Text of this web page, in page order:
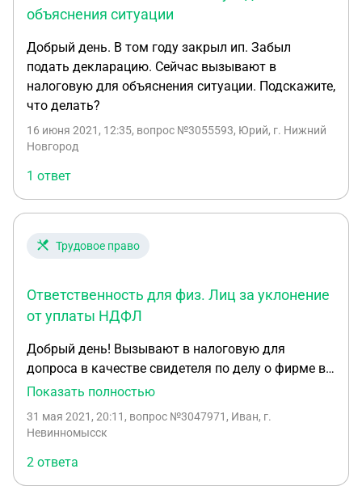
объяснения ситуации
Добрый день. В том году закрыл ип. Забыл
подать декларацию. Сейчас вызывают в
налоговую для объяснения ситуации. Подскажите,
что делать?
16 июня 2021, 12:35, вопрос №3055593, Юрий, г. Нижний
Новгород
1 ответ
Трудовое право
Ответственность для физ. Лиц за уклонение
от уплаты НДФЛ
Добрый день! Вызывают в налоговую для
допроса в качестве свидетеля по делу о фирме в
которой работал год назад. Опасаюсь, что на
привлечён к ответственности за уклонение от
работником, чёрная.
Показать полностью
31 мая 2021, 20:11 , вопрос №3047971, Иван, г.
Невинномысск
2 ответа